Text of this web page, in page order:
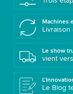
Machines
Le show
vient
Le Blog